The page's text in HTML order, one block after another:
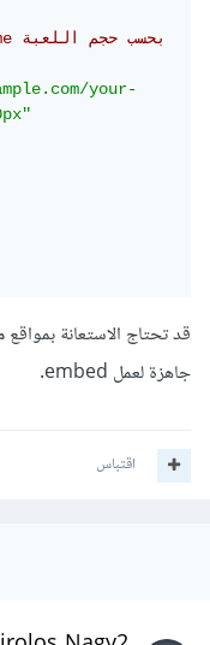
your-
قد تحتاج الاستعانة بمواقع
جاهزة لعمل embed.
اقتباس